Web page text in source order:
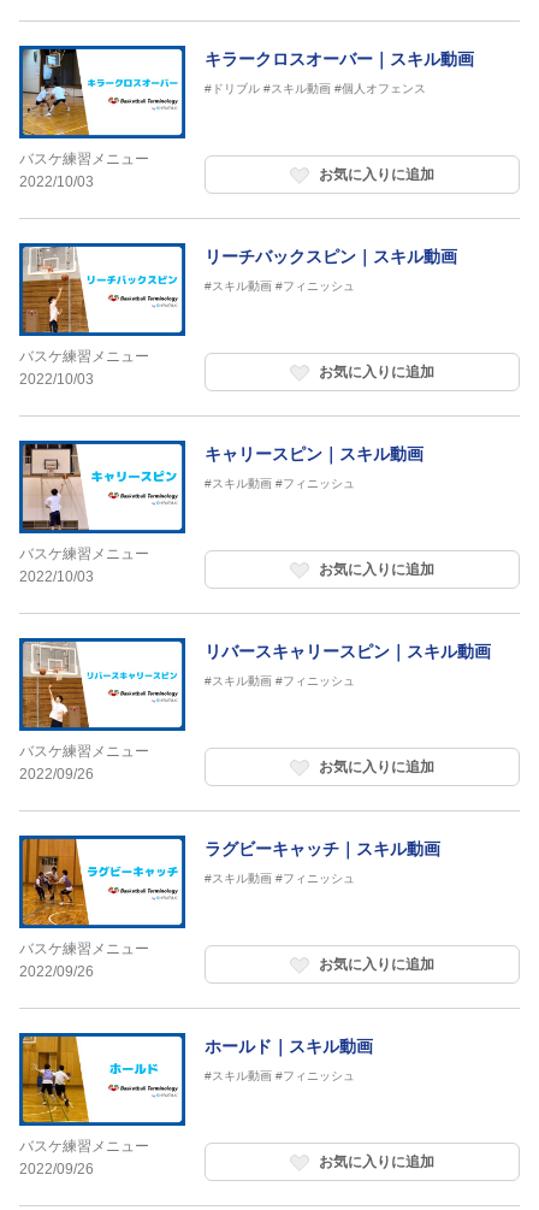
バスケ練習メニュー
2022/10/03
キラークロスオーバー｜スキル動画
#ドリブル #スキル動画 #個人オフェンス
お気に入りに追加
バスケ練習メニュー
2022/10/03
リーチバックスピン｜スキル動画
#スキル動画 #フィニッシュ
お気に入りに追加
バスケ練習メニュー
2022/10/03
キャリースピン｜スキル動画
#スキル動画 #フィニッシュ
お気に入りに追加
バスケ練習メニュー
2022/09/26
リバースキャリースピン｜スキル動画
#スキル動画 #フィニッシュ
お気に入りに追加
バスケ練習メニュー
2022/09/26
ラグビーキャッチ｜スキル動画
#スキル動画 #フィニッシュ
お気に入りに追加
バスケ練習メニュー
2022/09/26
ホールド｜スキル動画
#スキル動画 #フィニッシュ
お気に入りに追加